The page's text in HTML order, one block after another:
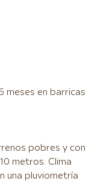
meses en
pobres y con
metros. Clima
una pluviometría